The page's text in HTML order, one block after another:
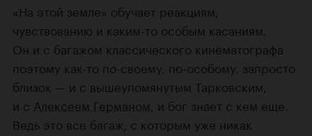
«На этой земле» обучает реакциям,
чувствованию и каким-то особым касаниям.
Он и с багажом классического кинематографа
поэтому как-то по-своему, по-особому, запросто
близок — и с вышеупомянутым Тарковским,
и с Алексеем Германом , и бог знает с кем еще.
Ведь это все багаж, с которым уже никак